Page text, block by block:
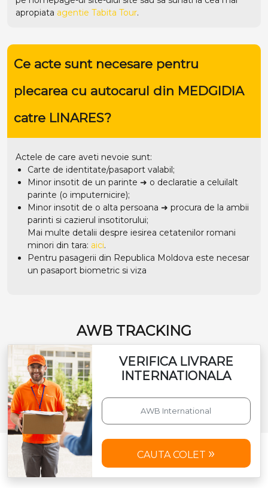
apropiata agentie Tabita Tour.
Ce acte sunt necesare pentru
plecarea cu autocarul din MEDGIDIA
catre LINARES?
Actele de care aveti nevoie sunt:
Carte de identitate/pasaport valabil;
Minor insotit de un parinte ➜ o declaratie a celuilalt
parinte (o imputernicire);
Minor insotit de o alta persoana ➜ procura de la ambii
parinti si cazierul insotitorului;
Mai multe detalii despre iesirea cetatenilor romani
minori din tara: aici.
Pentru pasagerii din Republica Moldova este necesar
un pasaport biometric si viza
AWB TRACKING
VERIFICA LIVRARE
INTERNATIONALA
CAUTA COLET